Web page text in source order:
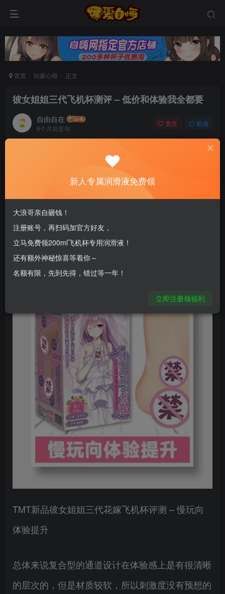
首页 玩家心得 正文
彼女姐姐三代飞机杯测评 – 低价和体验我全都要
自由自在
6个月前发布
关注 私信
新老司机速来！注册自嗨网+扫码加好友，即
送200ml润滑液→
相关推荐
TMT新品彼女姐姐三代花嫁飞机杯评测 – 慢玩向
体验提升
总体来说复合型的通道设计在体验感上是有很清晰
的层次的，但是材质较软，所以刺激度没有预想的
新人专属润滑液免费领
大浪哥亲自砸钱！
注册账号，再扫码加官方好友，
立马免费领200ml飞机杯专用润滑液！
还有额外神秘惊喜等着你～
名额有限，先到先得，错过等一年！
立即注册领福利